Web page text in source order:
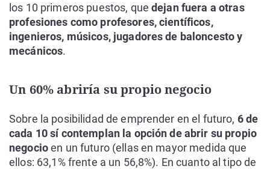
los 10 primeros puestos, quedejan fuera a otras
profesiones como profesores, científicos,
ingenieros, músicos, jugadores de baloncesto y
mecánicos.
Un 60% abriría su propio negocio
Sobre la posibilidad de emprender en el futuro, 6 de
cada 10 sí contemplan la opción de abrir su propio
negocioen un futuro (ellas en mayor medida que
ellos: 63,1% frente a un 56,8%). En cuanto al tipo de